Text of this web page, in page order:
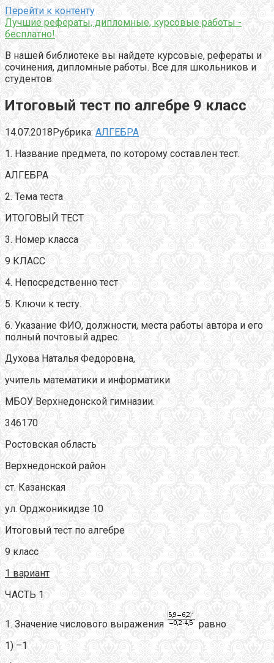
Перейти к контенту
Лучшие рефераты, дипломные, курсовые работы -
бесплатно!
В нашей библиотеке вы найдете курсовые, рефераты и
сочинения, дипломные работы. Все для школьников и
студентов.
Итоговый тест по алгебре 9 класс
14.07.2018Рубрика: АЛГЕБРА
1. Название предмета, по которому составлен тест.
АЛГЕБРА
2. Тема теста
ИТОГОВЫЙ ТЕСТ
3. Номер класса
9 КЛАСС
4. Непосредственно тест
5. Ключи к тесту.
6. Указание ФИО, должности, места работы автора и его
полный почтовый адрес.
Духова Наталья Федоровна,
учитель математики и информатики
МБОУ Верхнедонской гимназии.
346170
Ростовская область
Верхнедонской район
ст. Казанская
ул. Орджоникидзе 10
Итоговый тест по алгебре
9 класс
1 вариант
ЧАСТЬ 1
1. Значение числового выражения
равно
1) –1